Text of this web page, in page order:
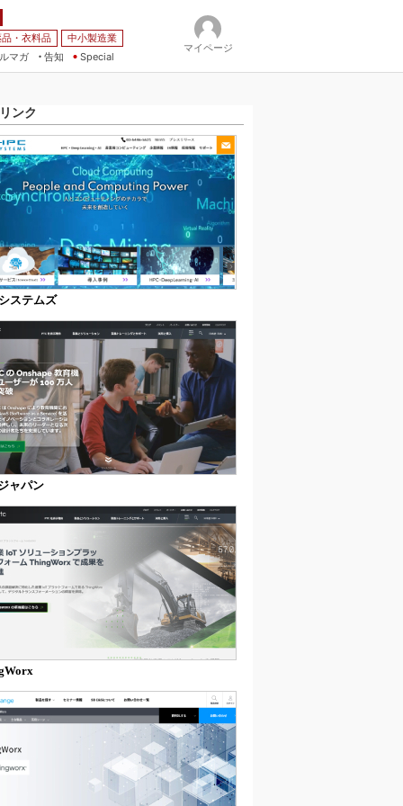
・衣料品
中小製造業
マガ
告知 Special
マイページ
ンク
ステムズ
ャパン